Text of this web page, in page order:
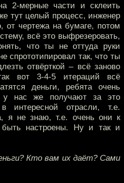
2-мерные части и склеить
тут целый процесс, инженер
от чертежа на бумаге, потом
всё это выфрезеровать,
что ты не оттуда руки
спрототипировал так, что ты
отвёрткой – всё заново
вот 3-4-5 итераций всё
деньги, ребята очень
у нас же получают за это
интересной отрасли, т.е.
я не знаю, т.е. очень они к
настроены. Ну и так и
Кто вам их даёт? Сами